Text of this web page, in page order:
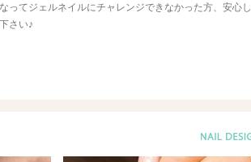
ってジェルネイルにチャレンジできなかった方、安心し
さい♪